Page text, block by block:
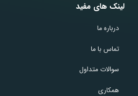
لینک های مفید
درباره ما
تماس با ما
سوالات متداول
همکاری